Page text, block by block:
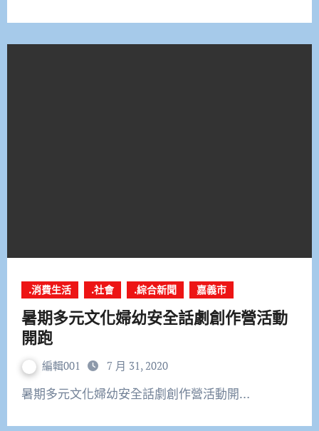
.消費生活 .社會 .綜合新聞 嘉義市
暑期多元文化婦幼安全話劇創作營活動
開跑
編輯001 7 月 31, 2020
暑期多元文化婦幼安全話劇創作營活動開…